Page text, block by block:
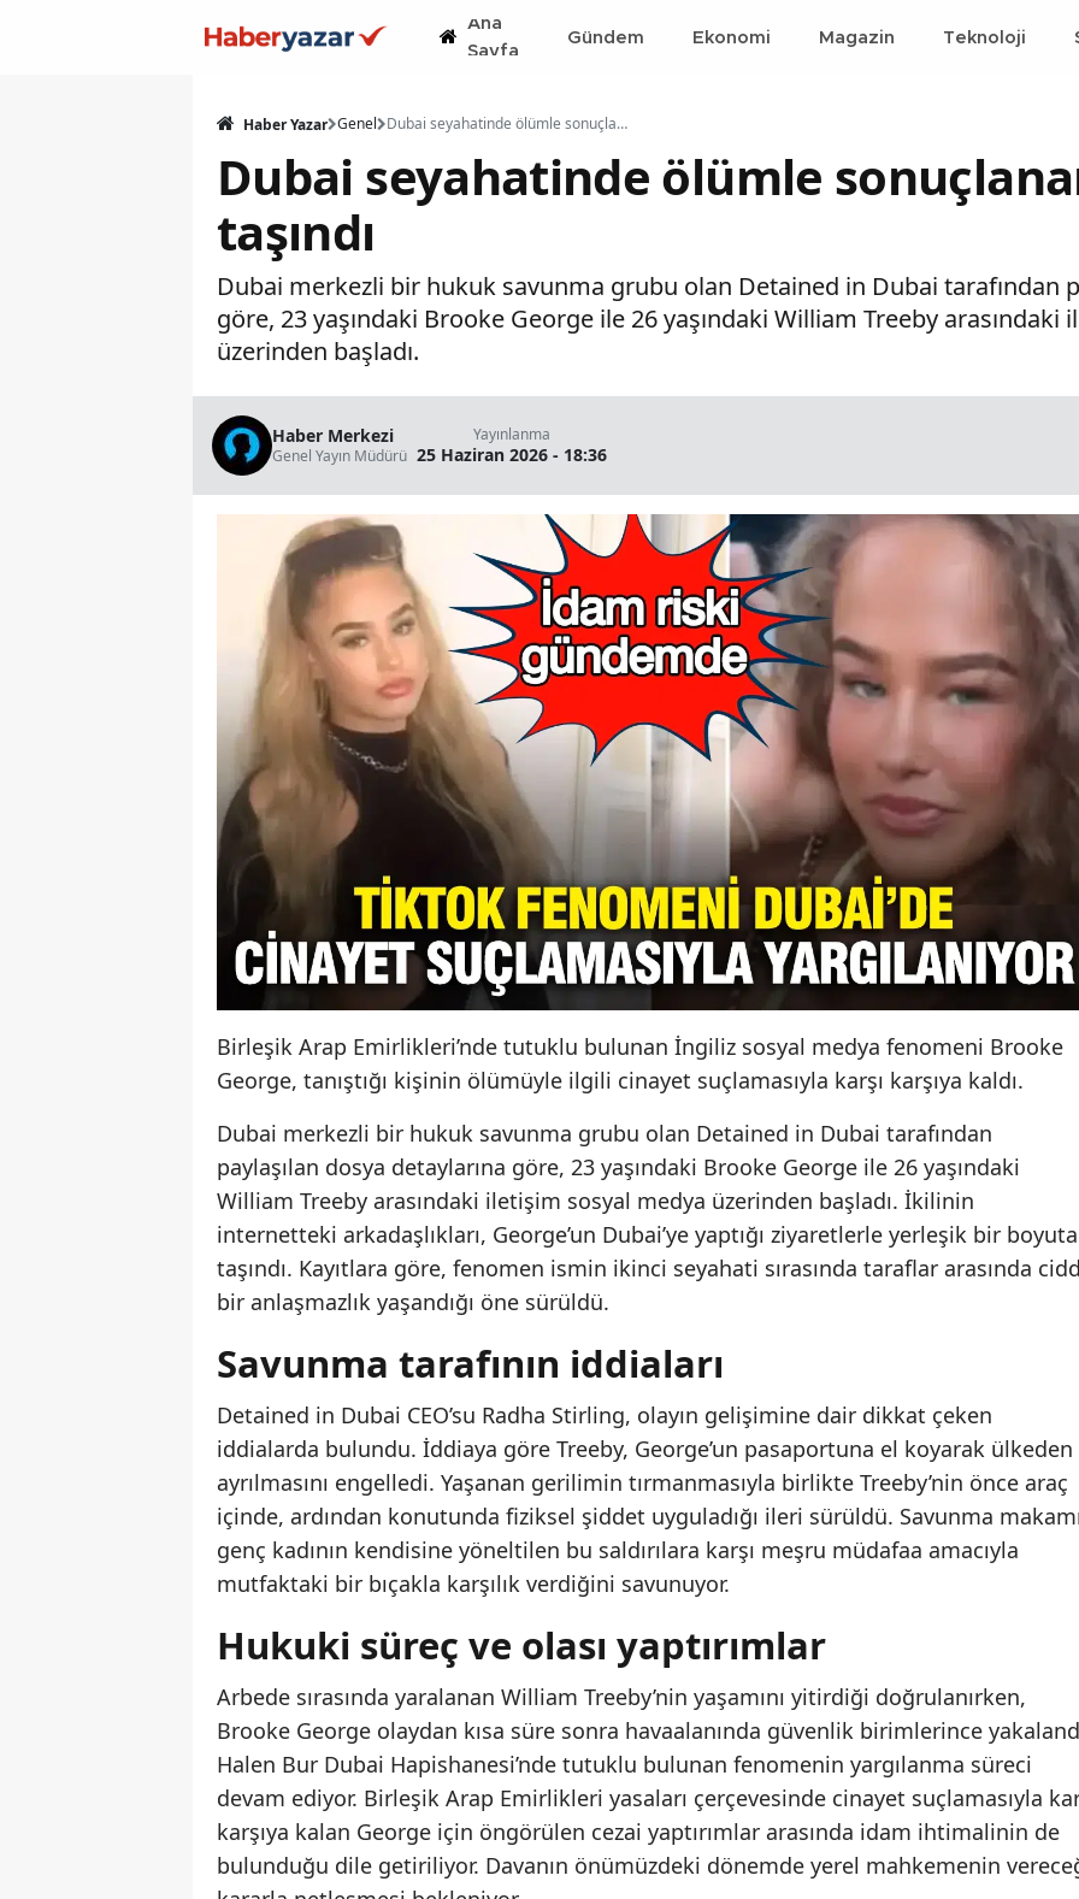
Ana
Sayfa
Gündem Ekonomi Magazin Teknoloji
Haber Yazar Genel Dubai seyahatinde ölümle sonuçlanan olay yargıya taşındı
Dubai seyahatinde ölümle
taşındı
Dubai merkezli bir hukuk savunma grubu olan Detained in Dubai tarafından
göre, 23 yaşındaki Brooke George ile 26 yaşındaki William Treeby
üzerinden başladı.
Haber Merkezi
Genel Yayın Müdürü
Yayınlanma
25 Haziran 2026 - 18:36
Birleşik Arap Emirlikleri’nde tutuklu bulunan İngiliz sosyal medya fenomeni Brooke
George, tanıştığı kişinin ölümüyle ilgili cinayet suçlamasıyla karşı karşıya kaldı.
Dubai merkezli bir hukuk savunma grubu olan Detained in Dubai tarafından
paylaşılan dosya detaylarına göre, 23 yaşındaki Brooke George ile 26 yaşındaki
William Treeby arasındaki iletişim sosyal medya üzerinden başladı. İkilinin
internetteki arkadaşlıkları, George’un Dubai’ye yaptığı ziyaretlerle yerleşik bir boyuta
taşındı. Kayıtlara göre, fenomen ismin ikinci seyahati sırasında taraflar arasında
bir anlaşmazlık yaşandığı öne sürüldü.
Savunma tarafının iddiaları
Detained in Dubai CEO’su Radha Stirling, olayın gelişimine dair dikkat çeken
iddialarda bulundu. İddiaya göre Treeby, George’un pasaportuna el koyarak ülkeden
ayrılmasını engelledi. Yaşanan gerilimin tırmanmasıyla birlikte Treeby’nin önce araç
içinde, ardından konutunda fiziksel şiddet uyguladığı ileri sürüldü. Savunma
genç kadının kendisine yöneltilen bu saldırılara karşı meşru müdafaa amacıyla
mutfaktaki bir bıçakla karşılık verdiğini savunuyor.
Hukuki süreç ve olası yaptırımlar
Arbede sırasında yaralanan William Treeby’nin yaşamını yitirdiği doğrulanırken,
Brooke George olaydan kısa süre sonra havaalanında güvenlik birimlerince
Halen Bur Dubai Hapishanesi’nde tutuklu bulunan fenomenin yargılanma süreci
devam ediyor. Birleşik Arap Emirlikleri yasaları çerçevesinde cinayet suçlamasıyla
karşıya kalan George için öngörülen cezai yaptırımlar arasında idam ihtimalinin de
bulunduğu dile getiriliyor. Davanın önümüzdeki dönemde yerel mahkemenin